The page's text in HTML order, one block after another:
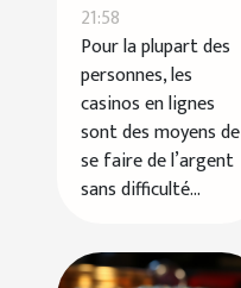
ligne ?
21:58
Pour la plupart des
personnes, les
casinos en lignes
sont des moyens de
se faire de l’argent
sans difficulté...